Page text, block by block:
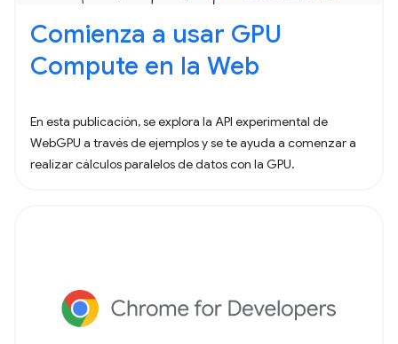
Comienza a usar GPU
Compute en la Web
En esta publicación, se explora la API experimental de
WebGPU a través de ejemplos y se te ayuda a comenzar a
realizar cálculos paralelos de datos con la GPU.